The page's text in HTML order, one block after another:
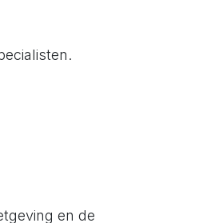
en de